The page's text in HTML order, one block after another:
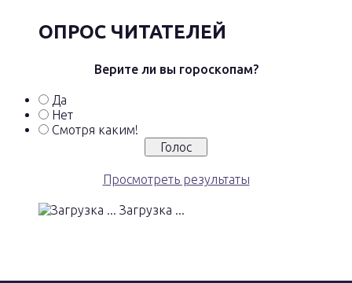
ОПРОС ЧИТАТЕЛЕЙ
Верите ли вы гороскопам?
Да
Нет
Смотря каким!
Просмотреть результаты
Загрузка ...